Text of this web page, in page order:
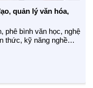
quản lý văn hóa,
phê bình văn học, nghệ
thức, kỹ năng nghề
và những người hoạt
ở Trung ương và